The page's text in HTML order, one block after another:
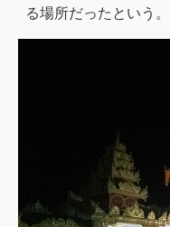
る場所だったという。